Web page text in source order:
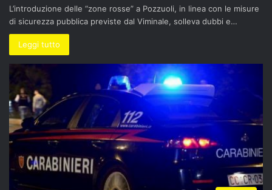
L’introduzione delle “zone rosse” a Pozzuoli, in linea con le misure
di sicurezza pubblica previste dal Viminale, solleva dubbi e…
Leggi tutto